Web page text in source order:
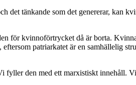
det tänkande som det genererar, kan
för kvinnoförtrycket då är borta.
patriarkatet är en samhällelig
den med ett marxistiskt innehåll.